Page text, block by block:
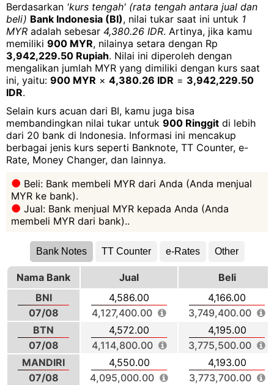
Berdasarkan 'kurs tengah' (rata tengah antara jual dan
beli) Bank Indonesia (BI), nilai tukar saat ini untuk 1
MYR adalah sebesar 4,380.26 IDR. Artinya, jika kamu
memiliki 900 MYR, nilainya setara dengan Rp
3,942,229.50 Rupiah. Nilai ini diperoleh dengan
mengalikan jumlah MYR yang dimiliki dengan kurs saat
ini, yaitu: 900 MYR × 4,380.26 IDR = 3,942,229.50
IDR.
Selain kurs acuan dari BI, kamu juga bisa
membandingkan nilai tukar untuk 900 Ringgit di lebih
dari 20 bank di Indonesia. Informasi ini mencakup
berbagai jenis kurs seperti Banknote, TT Counter, e-
Rate, Money Changer, dan lainnya.
Beli: Bank membeli MYR dari Anda (Anda menjual
MYR ke bank).
Jual: Bank menjual MYR kepada Anda (Anda
membeli MYR dari bank)..
Bank Notes TT Counter e-Rates Other
Nama Bank Jual
Beli
BNI
07/08
4,586.00
4,127,400.00
4,166.00
3,749,400.00
BTN
07/08
4,572.00
4,114,800.00
4,195.00
3,775,500.00
MANDIRI
07/08
4,550.00
4,095,000.00
4,193.00
3,773,700.00